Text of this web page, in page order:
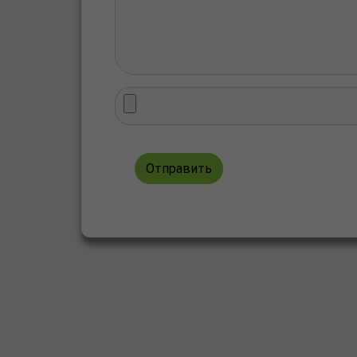
Отправить